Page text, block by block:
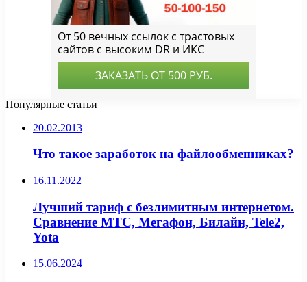
Популярные статьи
20.02.2013
Что такое заработок на файлообменниках?
16.11.2022
Лучший тариф с безлимитным интернетом.
Сравнение МТС, Мегафон, Билайн, Tele2,
Yota
15.06.2024